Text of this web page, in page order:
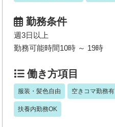
勤務条件
週3日以上
勤務可能時間10時 ～ 19時
働き方項目
服装・髪色自由 空きコマ勤務有
扶養内勤務OK